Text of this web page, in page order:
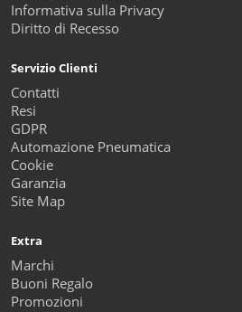
Informativa sulla Privacy
Diritto di Recesso
Servizio Clienti
Contatti
Resi
GDPR
Automazione Pneumatica
Cookie
Garanzia
Site Map
Extra
Marchi
Buoni Regalo
Promozioni